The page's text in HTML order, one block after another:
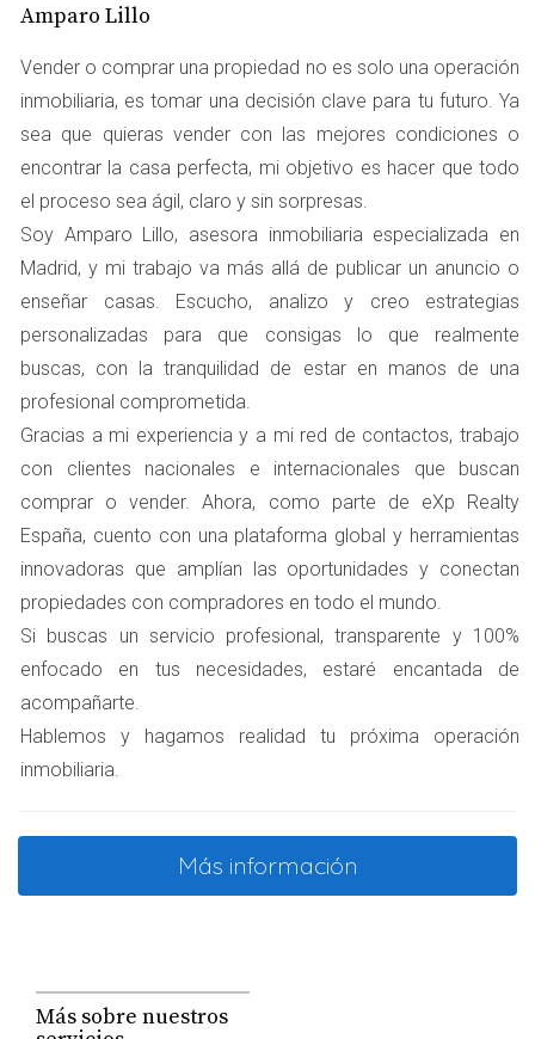
Las arras son un tipo de contrato en el que una de las
partes entrega una suma de dinero a la otra como garantía
de cumplimiento. En el contexto inmobiliario, esto significa
que el comprador aporta una cantidad de dinero como
señal de su intención de comprar la propiedad. Este
acuerdo puede ser de diversos tipos, siendo los más
comunes las arras confirmatorias, las arras penitenciales y
las arras de carácter convencional. Cada uno de estos
acuerdos conlleva diferentes consecuencias en caso de
que una de las partes decida no proceder.
Tipos de arras
Arras confirmatorias: Estas aseguran el
cumplimiento del contrato. Si el comprador se echa
atrás, perderá la cantidad entregada.
Arras penitenciales:Permiten al comprador desistir
del acuerdo, lo que significa que perderá una parte de
las arras, pero el vendedor no puede reclamar más.
arras penitenciales, pero sus términos pueden ser
más flexibles y negociables.
CONSECUENCIAS DEL
RETRACTO DEL COMPRADOR
después de firmar las arras, las consecuencias pueden
variar dependiendo del tipo de arras firmadas. Aquí,
Pérdida de arras
Amparo Lillo
Vender o comprar una propiedad no es solo una operación
inmobiliaria, es tomar una decisión clave para tu futuro. Ya
sea que quieras vender con las mejores condiciones o
encontrar la casa perfecta, mi objetivo es hacer que todo
el proceso sea ágil, claro y sin sorpresas.
Soy Amparo Lillo, asesora inmobiliaria especializada en
Madrid, y mi trabajo va más allá de publicar un anuncio o
enseñar casas. Escucho, analizo y creo estrategias
personalizadas para que consigas lo que realmente
buscas, con la tranquilidad de estar en manos de una
profesional comprometida.
Gracias a mi experiencia y a mi red de contactos, trabajo
con clientes nacionales e internacionales que buscan
comprar o vender. Ahora, como parte de eXp Realty
España, cuento con una plataforma global y herramientas
innovadoras que amplían las oportunidades y conectan
propiedades con compradores en todo el mundo.
Si buscas un servicio profesional, transparente y 100%
enfocado en tus necesidades, estaré encantada de
acompañarte.
Hablemos y hagamos realidad tu próxima operación
inmobiliaria.
Más información
Más sobre nuestros